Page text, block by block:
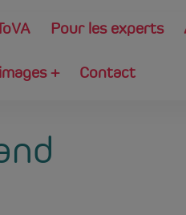
Pour les experts
+ Contact